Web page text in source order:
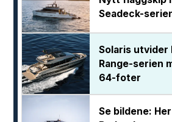
Seadeck-
Solaris utvider
Range-serien
64-foter
Se bildene: